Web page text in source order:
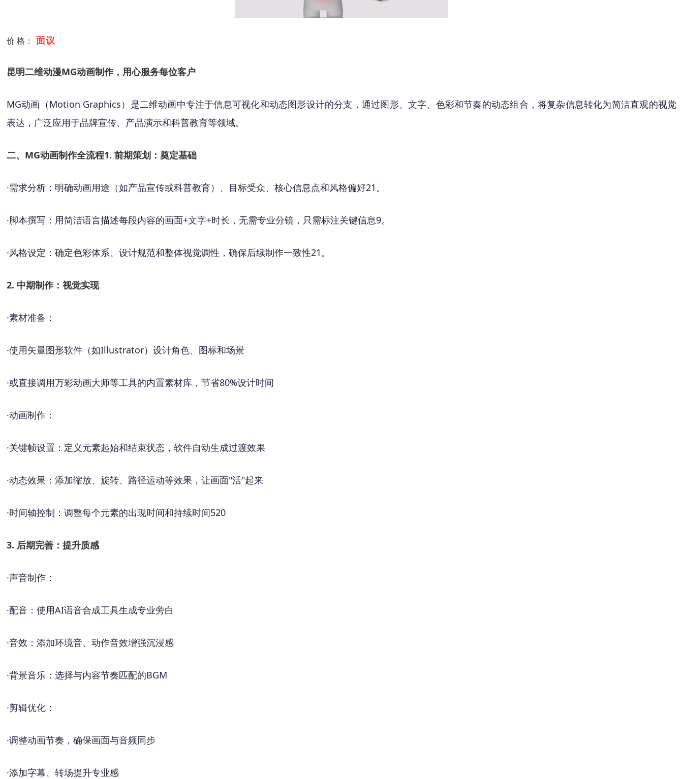
价 格： 面议
昆明二维动漫MG动画制作，用心服务每位客户
MG动画（Motion Graphics）是二维动画中专注于信息可视化和动态图形设计的分支，通过图形、文字、色彩和节奏的动态组合，将复杂信息转化为简洁直观的视觉
表达，广泛应用于品牌宣传、产品演示和科普教育等领域。
二、 MG动画制作全流程1. 前期策划：奠定基础
·需求分析：明确动画用途（如产品宣传或科普教育）、目标受众、核心信息点和风格偏好21。
·脚本撰写：用简洁语言描述每段内容的画面+文字+时长，无需专业分镜，只需标注关键信息9。
·风格设定：确定色彩体系、设计规范和整体视觉调性，确保后续制作一致性21。
2. 中期制作：视觉实现
·素材准备：
·使用矢量图形软件（如Illustrator）设计角色、图标和场景
·或直接调用万彩动画大师等工具的内置素材库，节省80%设计时间
·动画制作：
·关键帧设置：定义元素起始和结束状态，软件自动生成过渡效果
·动态效果：添加缩放、旋转、路径运动等效果，让画面"活"起来
·时间轴控制：调整每个元素的出现时间和持续时间520
3. 后期完善：提升质感
·声音制作：
·配音：使用AI语音合成工具生成专业旁白
·音效：添加环境音、动作音效增强沉浸感
·背景音乐：选择与内容节奏匹配的BGM
·剪辑优化：
·调整动画节奏，确保画面与音频同步
·添加字幕、转场提升专业感